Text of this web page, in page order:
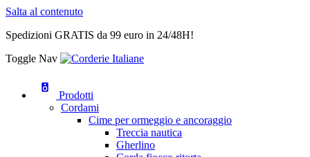
Salta al contenuto
Spedizioni GRATIS da 99 euro in 24/48H!
Toggle Nav
Prodotti
Cordami
Cime per ormeggio e ancoraggio
Treccia nautica
Gherlino